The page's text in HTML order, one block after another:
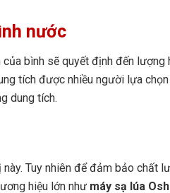
nước
bình sẽ quyết định đến
tích được nhiều người lựa
dung tích.
Tuy nhiên để đảm bảo chất
hiệu lớn như máy sạ lúa